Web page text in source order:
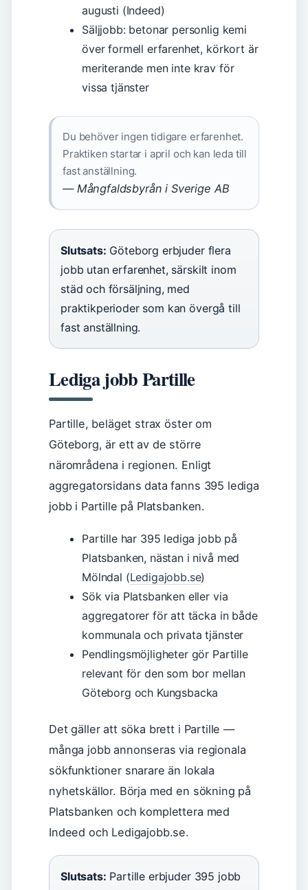
augusti (Indeed)
Säljjobb: betonar personlig kemi
över formell erfarenhet, körkort är
meriterande men inte krav för
vissa tjänster
Du behöver ingen tidigare erfarenhet.
Praktiken startar i april och kan leda till
fast anställning.
— Mångfaldsbyrån i Sverige AB
Slutsats: Göteborg erbjuder flera
jobb utan erfarenhet, särskilt inom
städ och försäljning, med
praktikperioder som kan övergå till
fast anställning.
Lediga jobb Partille
Partille, beläget strax öster om
Göteborg, är ett av de större
närområdena i regionen. Enligt
aggregatorsidans data fanns 395 lediga
jobb i Partille på Platsbanken.
Partille har 395 lediga jobb på
Platsbanken, nästan i nivå med
Mölndal (Ledigajobb.se)
Sök via Platsbanken eller via
aggregatorer för att täcka in både
kommunala och privata tjänster
Pendlingsmöjligheter gör Partille
relevant för den som bor mellan
Göteborg och Kungsbacka
Det gäller att söka brett i Partille —
många jobb annonseras via regionala
sökfunktioner snarare än lokala
nyhetskällor. Börja med en sökning på
Platsbanken och komplettera med
Indeed och Ledigajobb.se.
Slutsats: Partille erbjuder 395 jobb